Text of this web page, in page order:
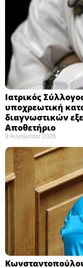
Ιατρικός
υποχρεωτική
διαγνωστικών
Αποθετήριο ​
9 Αυγούστου 2026